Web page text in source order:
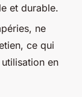
et durable.
ne
ce qui
en